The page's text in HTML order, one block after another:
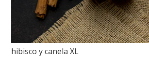
hibisco y canela XL